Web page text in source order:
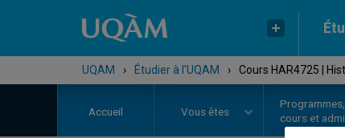
UQAM › Étudier à l'UQAM › Cours HAR4725 |
Accueil Vous êtes
Programmes,
cours et